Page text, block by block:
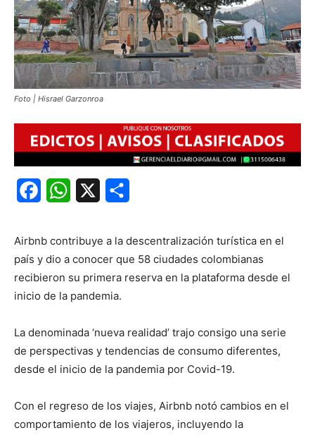
Foto | Hisrael Garzonroa
Airbnb contribuye a la descentralización turística en el
país y dio a conocer que 58 ciudades colombianas
recibieron su primera reserva en la plataforma desde el
inicio de la pandemia.
La denominada ‘nueva realidad’ trajo consigo una serie
de perspectivas y tendencias de consumo diferentes,
desde el inicio de la pandemia por Covid-19.
Con el regreso de los viajes, Airbnb notó cambios en el
comportamiento de los viajeros, incluyendo la